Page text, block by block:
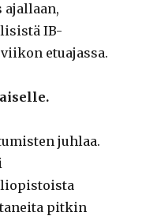
ajallaan,
IB-
etuajassa.
juhlaa.
pitkin